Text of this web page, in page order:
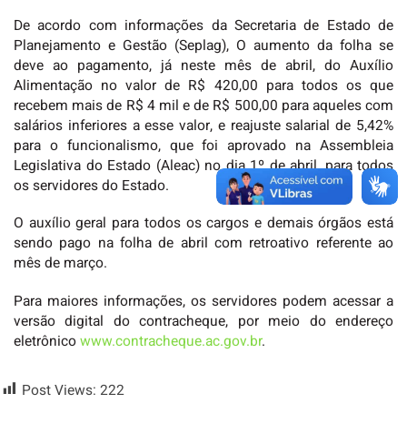
De acordo com informações da Secretaria de Estado de
Planejamento e Gestão (Seplag), O aumento da folha se
deve ao pagamento, já neste mês de abril, do Auxílio
Alimentação no valor de R$ 420,00 para todos os que
recebem mais de R$ 4 mil e de R$ 500,00 para aqueles com
salários inferiores a esse valor, e reajuste salarial de 5,42%
para o funcionalismo, que foi aprovado na Assembleia
Legislativa do Estado (Aleac) no dia 1º de abril, para todos
os servidores do Estado.
O auxílio geral para todos os cargos e demais órgãos está
sendo pago na folha de abril com retroativo referente ao
mês de março.
Para maiores informações, os servidores podem acessar a
versão digital do contracheque, por meio do endereço
eletrônicowww.contracheque.ac.gov.br.
Post Views: 222